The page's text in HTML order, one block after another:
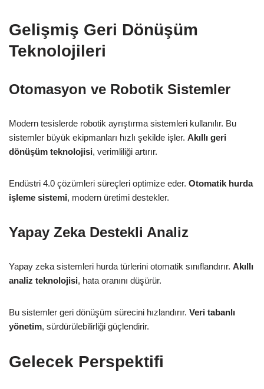
Gelişmiş Geri Dönüşüm
Teknolojileri
Otomasyon ve Robotik Sistemler
Modern tesislerde robotik ayrıştırma sistemleri kullanılır. Bu
sistemler büyük ekipmanları hızlı şekilde işler. Akıllı geri
dönüşüm teknolojisi, verimliliği artırır.
Endüstri 4.0 çözümleri süreçleri optimize eder. Otomatik hurda
işleme sistemi, modern üretimi destekler.
Yapay Zeka Destekli Analiz
Yapay zeka sistemleri hurda türlerini otomatik sınıflandırır. Akıllı
analiz teknolojisi, hata oranını düşürür.
Bu sistemler geri dönüşüm sürecini hızlandırır. Veri tabanlı
yönetim, sürdürülebilirliği güçlendirir.
Gelecek Perspektifi